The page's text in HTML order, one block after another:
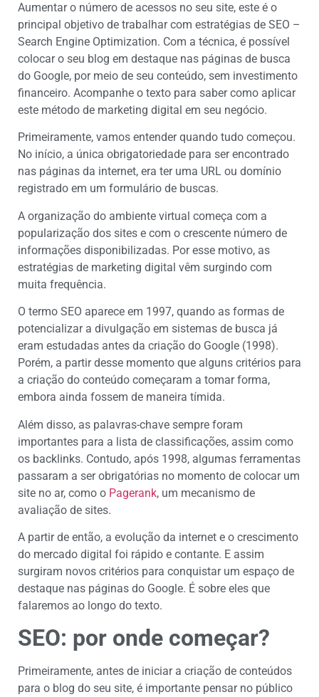
Aumentar o número de acessos no seu site, este é o
principal objetivo de trabalhar com estratégias de SEO –
Search Engine Optimization. Com a técnica, é possível
colocar o seu blog em destaque nas páginas de busca
do Google, por meio de seu conteúdo, sem investimento
financeiro. Acompanhe o texto para saber como aplicar
este método de marketing digital em seu negócio.
Primeiramente, vamos entender quando tudo começou.
No início, a única obrigatoriedade para ser encontrado
nas páginas da internet, era ter uma URL ou domínio
registrado em um formulário de buscas.
A organização do ambiente virtual começa com a
popularização dos sites e com o crescente número de
informações disponibilizadas. Por esse motivo, as
estratégias de marketing digital vêm surgindo com
muita frequência.
O termo SEO aparece em 1997, quando as formas de
potencializar a divulgação em sistemas de busca já
eram estudadas antes da criação do Google (1998).
Porém, a partir desse momento que alguns critérios para
a criação do conteúdo começaram a tomar forma,
embora ainda fossem de maneira tímida.
Além disso, as palavras-chave sempre foram
importantes para a lista de classificações, assim como
os backlinks. Contudo, após 1998, algumas ferramentas
passaram a ser obrigatórias no momento de colocar um
site no ar, como o Pagerank, um mecanismo de
avaliação de sites.
A partir de então, a evolução da internet e o crescimento
do mercado digital foi rápido e contante. E assim
surgiram novos critérios para conquistar um espaço de
destaque nas páginas do Google. É sobre eles que
falaremos ao longo do texto.
SEO: por onde começar?
Primeiramente, antes de iniciar a criação de conteúdos
para o blog do seu site, é importante pensar no público